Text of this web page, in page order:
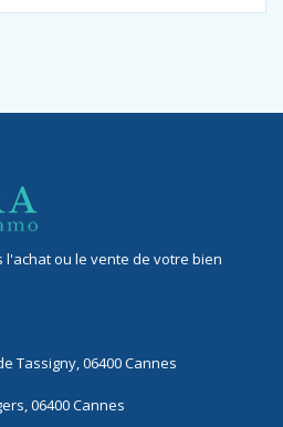
ou le vente de votre bien
Tassigny, 06400 Cannes
06400 Cannes